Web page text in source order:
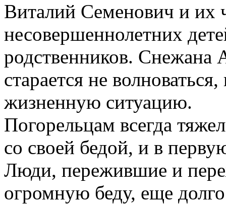
Виталий Семенович и их
несовершеннолетних
родственников. Снежана
старается не
жизненную ситуацию.
Погорельцам всегда
со своей бедой, и в
Люди, пережившие и
огромную беду, еще